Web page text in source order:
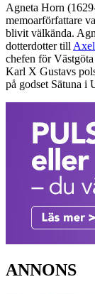
Agneta Horn
memoarförfattare
blivit välkända.
dotterdotter till
chefen för
Karl X Gustavs
på godset Sätuna i
ANNONS